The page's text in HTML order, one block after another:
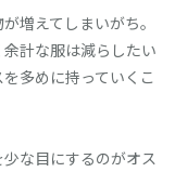
増えてしまいがち。
計な服は減らしたい
多めに持っていくこ
な目にするのがオス